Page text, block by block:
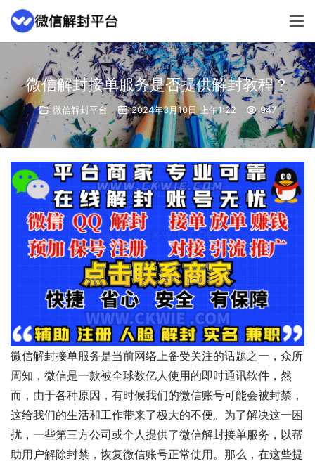
微信解封接单服务是否提供解封教程？
微信解封平台 2024年3月10日 上午1:22 947
微信解封接单服务是当前网络上备受关注的话题之一，众所
周知，微信是一款被全球数亿人使用的即时通讯软件，然
而，由于各种原因，有时候我们的微信账号可能会被封禁，
这给我们的生活和工作带来了极大的不便。为了解决这一困
扰，一些第三方公司或个人提供了微信解封接单服务，以帮
助用户解除封禁，恢复微信账号正常使用。那么，在这些提